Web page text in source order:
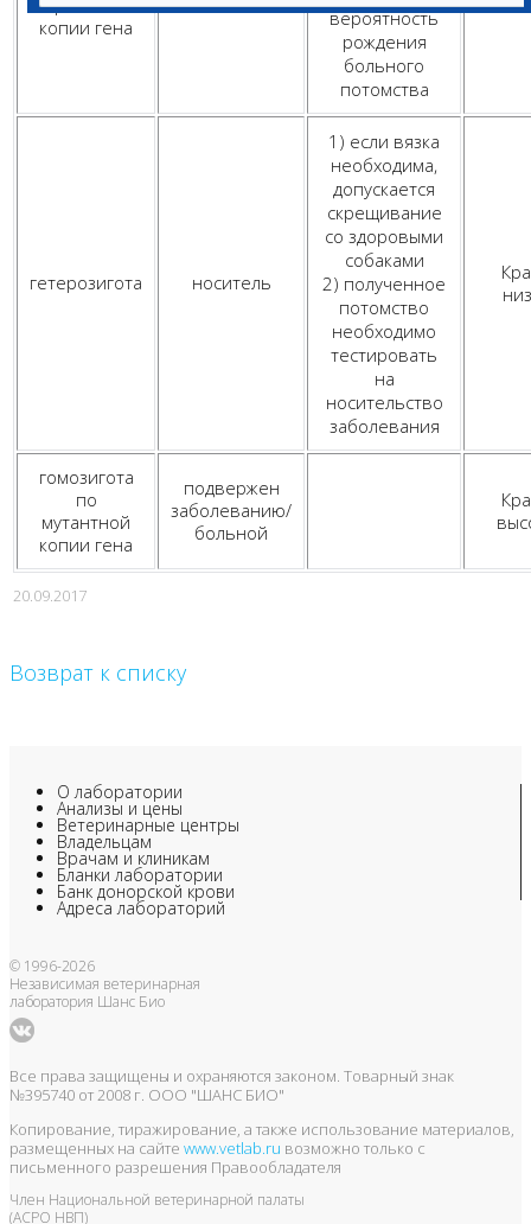
нормальной
копии гена
вероятность
рождения
больного
потомства
гетерозигота носитель
1) если вязка
необходима,
допускается
скрещивание
со здоровыми
собаками
2) полученное
потомство
необходимо
тестировать
на
носительство
заболевания
гомозигота
по
мутантной
копии гена
подвержен
заболеванию/
больной
20.09.2017
Возврат к списку
О лаборатории
Анализы и цены
Ветеринарные центры
Владельцам
Врачам и клиникам
Бланки лаборатории
Банк донорской крови
Адреса лабораторий
© 1996-2026
Независимая ветеринарная
лаборатория Шанс Био
Все права защищены и охраняются законом. Товарный знак
№395740 от 2008 г. ООО "ШАНС БИО"
Копирование, тиражирование, а также использование материалов,
размещенных на сайте www.vetlab.ru возможно только с
письменного разрешения Правообладателя
Член Национальной ветеринарной палаты
(АСРО НВП)